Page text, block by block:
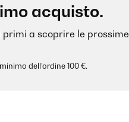
acquisto.
a scoprire le prossime
dell’ordine 100 €.